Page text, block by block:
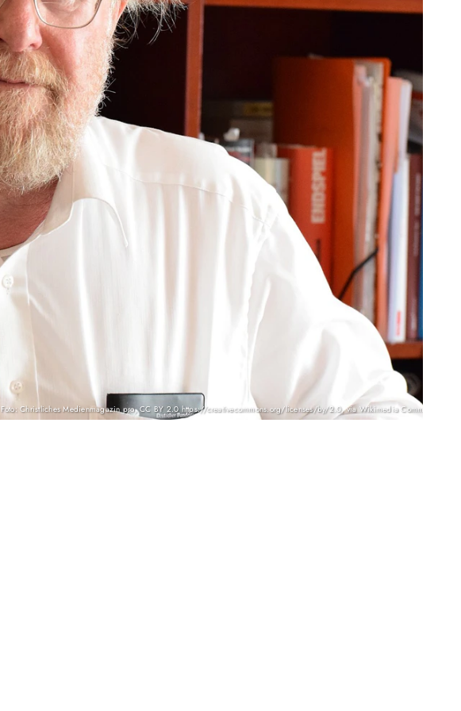
Foto: Christliches Medienmagazin pro, CC BY 2.0 https://creativecommons.org/licenses/by/2.0, via Wikimedia Commons